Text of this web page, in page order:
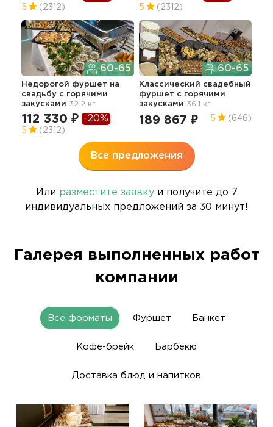
5 (2312) 5 (2312)
60-65
Недорогой фуршет на
свадьбу с горячими
закусками 32.2 кг
112 330 ₽ -20%
5 (2312)
60-65
Классический свадебный
фуршет с горячими
закусками 36.1 кг
189 867 ₽ 5 (646)
Все предложения
Или разместите заявкуи получите до 7
индивидуальных предложений за 30 минут!
Галерея выполненных работ
компании
Все форматы Фуршет Банкет
Кофе-брейк Барбекю
Доставка блюд и напитков